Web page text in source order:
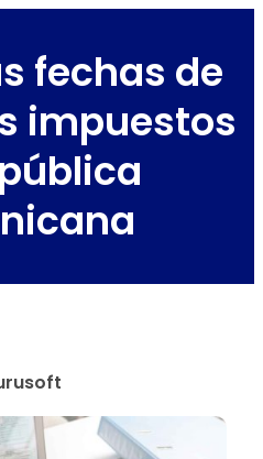
fechas de
impuestos